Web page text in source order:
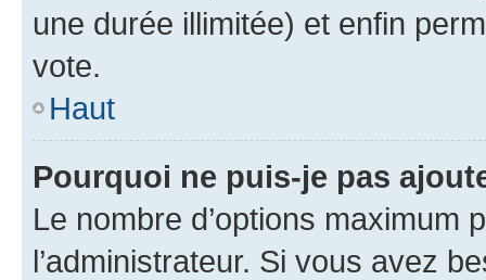
une durée illimitée) et enfin
vote.
Haut
Pourquoi ne puis-je pas
Le nombre d’options maximum
l’administrateur. Si vous avez